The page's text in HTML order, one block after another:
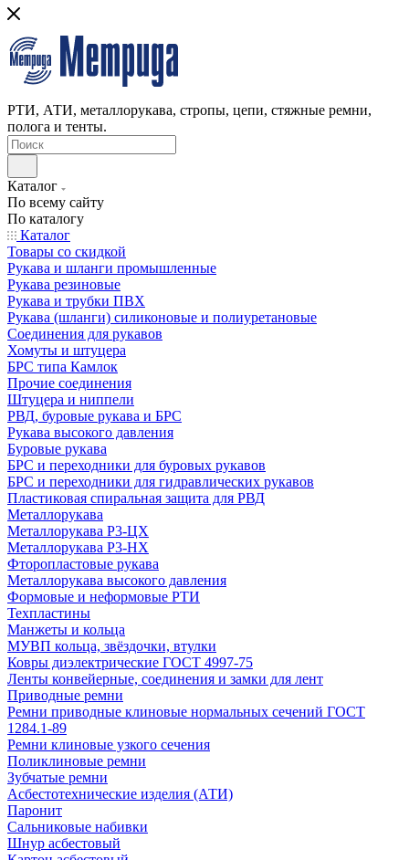
РТИ, АТИ, металлорукава, стропы, цепи, стяжные ремни,
полога и тенты.
Каталог
По всему сайту
По каталогу
Каталог
Товары со скидкой
Рукава и шланги промышленные
Рукава резиновые
Рукава и трубки ПВХ
Рукава (шланги) силиконовые и полиуретановые
Соединения для рукавов
Хомуты и штуцера
БРС типа Камлок
Прочие соединения
Штуцера и ниппели
РВД, буровые рукава и БРС
Рукава высокого давления
Буровые рукава
БРС и переходники для буровых рукавов
БРС и переходники для гидравлических рукавов
Пластиковая спиральная защита для РВД
Металлорукава
Металлорукава Р3-ЦХ
Металлорукава Р3-НХ
Фторопластовые рукава
Металлорукава высокого давления
Формовые и неформовые РТИ
Техпластины
Манжеты и кольца
МУВП кольца, звёздочки, втулки
Ковры диэлектрические ГОСТ 4997-75
Ленты конвейерные, соединения и замки для лент
Приводные ремни
Ремни приводные клиновые нормальных сечений ГОСТ
1284.1-89
Ремни клиновые узкого сечения
Поликлиновые ремни
Зубчатые ремни
Асбестотехнические изделия (АТИ)
Паронит
Сальниковые набивки
Шнур асбестовый